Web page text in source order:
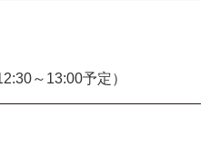
～13:00予定）